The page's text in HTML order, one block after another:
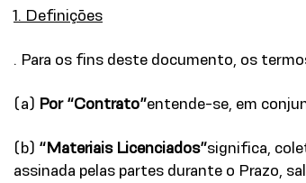
1. Definições
. Para os fins deste documento, os
(a) Por “Contrato”entende-se, em
(b) “Materiais Licenciados”significa,
assinada pelas partes durante o Prazo,